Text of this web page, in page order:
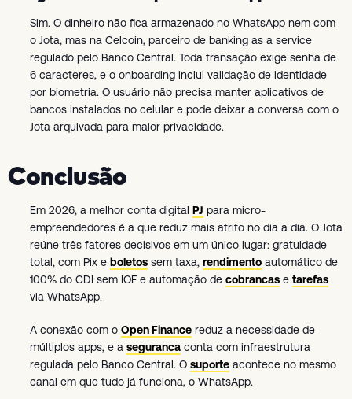
Sim. O dinheiro não fica armazenado no WhatsApp nem com
o Jota, mas na Celcoin, parceiro de banking as a service
regulado pelo Banco Central. Toda transação exige senha de
6 caracteres, e o onboarding inclui validação de identidade
por biometria. O usuário não precisa manter aplicativos de
bancos instalados no celular e pode deixar a conversa com o
Jota arquivada para maior privacidade.
Conclusão
Em 2026, a melhor conta digital PJ para micro-
empreendedores é a que reduz mais atrito no dia a dia. O Jota
reúne três fatores decisivos em um único lugar: gratuidade
total, com Pix e boletos sem taxa, rendimento automático de
100% do CDI sem IOF e automação de cobrancas e tarefas
via WhatsApp.
A conexão com o Open Finance reduz a necessidade de
múltiplos apps, e a seguranca conta com infraestrutura
regulada pelo Banco Central. O suporte acontece no mesmo
canal em que tudo já funciona, o WhatsApp.